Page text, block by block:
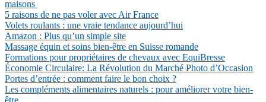
maisons
5 raisons de ne pas voler avec Air France
Volets roulants : une vraie tendance aujourd’hui
Amazon : Plus qu’un simple site
Massage équin et soins bien-être en Suisse romande
Formations pour propriétaires de chevaux avec EquiBresse
Économie Circulaire: La Révolution du Marché Photo d’Occasion
Portes d’entrée : comment faire le bon choix ?
Les compléments alimentaires naturels : pour améliorer votre bien-
être